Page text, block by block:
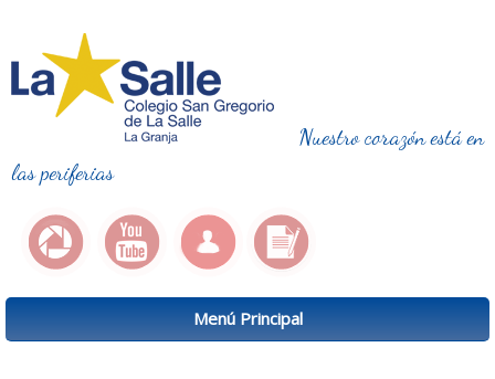
Nuestro corazón está en
las periferias
Menú Principal